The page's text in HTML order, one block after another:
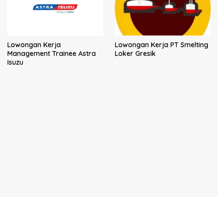
Lowongan Kerja
Management Trainee Astra
Isuzu
Lowongan Kerja PT Smelting
Loker Gresik